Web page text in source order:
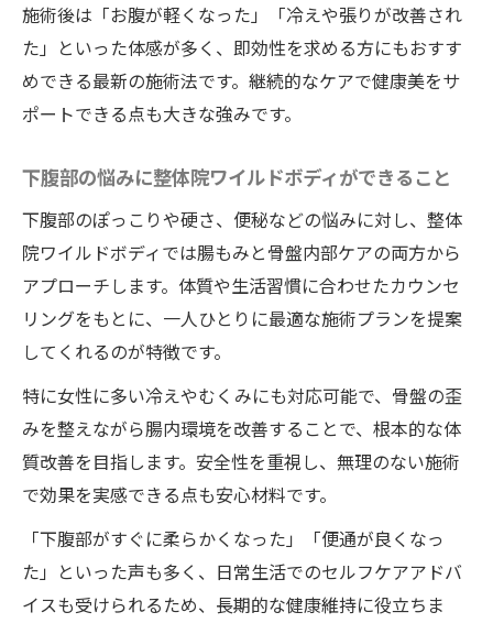
施術後は「お腹が軽くなった」「冷えや張りが改善され
た」といった体感が多く、即効性を求める方にもおすす
めできる最新の施術法です。継続的なケアで健康美をサ
ポートできる点も大きな強みです。
下腹部の悩みに整体院ワイルドボディができること
下腹部のぽっこりや硬さ、便秘などの悩みに対し、整体
院ワイルドボディでは腸もみと骨盤内部ケアの両方から
アプローチします。体質や生活習慣に合わせたカウンセ
リングをもとに、一人ひとりに最適な施術プランを提案
してくれるのが特徴です。
特に女性に多い冷えやむくみにも対応可能で、骨盤の歪
みを整えながら腸内環境を改善することで、根本的な体
質改善を目指します。安全性を重視し、無理のない施術
で効果を実感できる点も安心材料です。
「下腹部がすぐに柔らかくなった」「便通が良くなっ
た」といった声も多く、日常生活でのセルフケアアドバ
イスも受けられるため、長期的な健康維持に役立ちま